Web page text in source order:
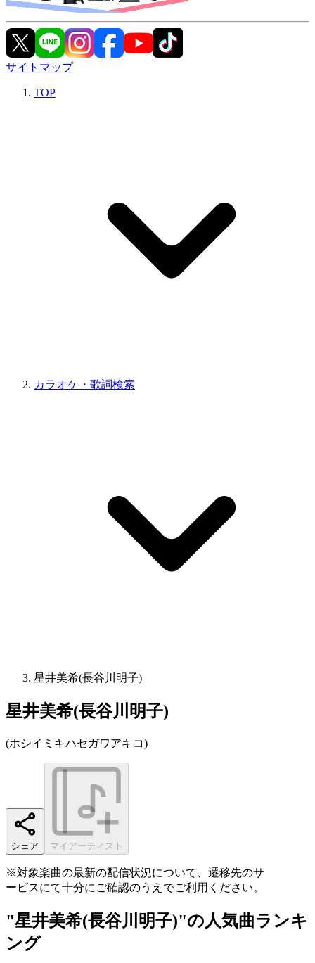
サイトマップ
TOP
カラオケ・歌詞検索
星井美希(長谷川明子)
星井美希(長谷川明子)
(ホシイミキハセガワアキコ)
シェア マイアーティスト
※対象楽曲の最新の配信状況について、遷移先のサ
ービスにて十分にご確認のうえでご利用ください。
"星井美希(長谷川明子)"の人気曲ランキ
ング